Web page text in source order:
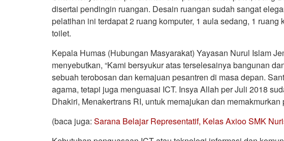
disertai pendingin ruangan. Desain ruangan sudah sangat
pelatihan ini terdapat 2 ruang komputer, 1 aula sedang, 1
toilet.
Kepala Humas (Hubungan Masyarakat) Yayasan Nurul Islam
menyebutkan, “Kami bersyukur atas terselesainya bangunan
sebuah terobosan dan kemajuan pesantren di masa depan.
agama, tetapi juga menguasai ICT. Insya Allah per Juli 2018
Dhakiri, Menakertrans RI, untuk memajukan dan memakmurkan
(baca juga: Sarana Belajar Representatif, Kelas Axioo SMK